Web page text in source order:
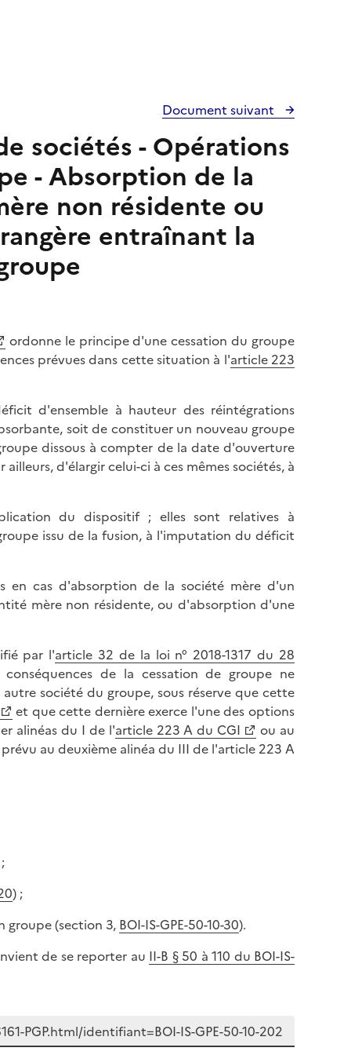
Document suivant
sociétés - Opérations
- Absorption de la
non résidente ou
entraînant la
ordonne le principe d'une cessation du groupe
prévues dans cette situation à l'article 223
d'ensemble à hauteur des réintégrations
soit de constituer un nouveau groupe
dissous à compter de la date d'ouverture
d'élargir celui-ci à ces mêmes sociétés, à
du dispositif ; elles sont relatives à
issu de la fusion, à l'imputation du déficit
en cas d'absorption de la société mère d'un
mère non résidente, ou d'absorption d'une
par l'article 32 de la loi n° 2018-1317 du 28
de la cessation de groupe ne
société du groupe, sous réserve que cette
et que cette dernière exerce l'une des options
alinéas du I de l'article 223 A du CGI
ou au
au deuxième alinéa du III de l'article 223 A
) ;
groupe (section 3, BOI-IS-GPE-50-10-30).
de se reporter au II-B § 50 à 110 du BOI-IS-